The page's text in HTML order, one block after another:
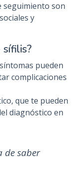
seguimiento son
y
pueden
complicaciones
que te pueden
diagnóstico en
de saber